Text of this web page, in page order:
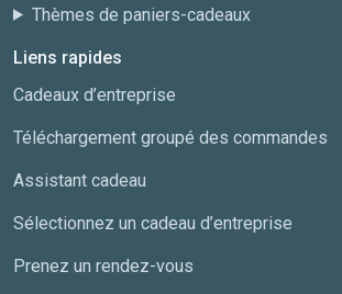
Thèmes de paniers-cadeaux
Liens rapides
Cadeaux d’entreprise
Téléchargement groupé des commandes
Assistant cadeau
Sélectionnez un cadeau d’entreprise
Prenez un rendez-vous